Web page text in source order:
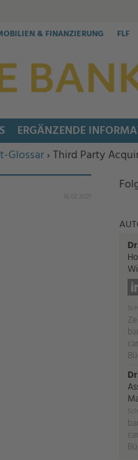
& FINANZIERUNG FLF
Glossar› Third Party
ERGÄNZENDE